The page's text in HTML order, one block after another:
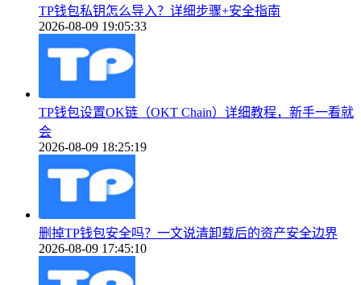
TP钱包私钥怎么导入？详细步骤+安全指南
2026-08-09 19:05:33
TP钱包设置OK链（OKT Chain）详细教程，新手一看就
会
2026-08-09 18:25:19
删掉TP钱包安全吗？一文说清卸载后的资产安全边界
2026-08-09 17:45:10